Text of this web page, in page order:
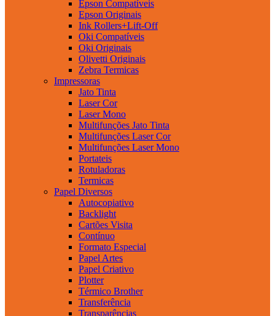
Epson Compatíveis
Epson Originais
Ink Rollers+Lift-Off
Oki Compatíveis
Oki Originais
Olivetti Originais
Zebra Termicas
Impressoras
Jato Tinta
Laser Cor
Laser Mono
Multifunções Jato Tinta
Multifunções Laser Cor
Multifunções Laser Mono
Portateis
Rotuladoras
Termicas
Papel Diversos
Autocopiativo
Backlight
Cartões Visita
Contínuo
Formato Especial
Papel Artes
Papel Criativo
Plotter
Térmico Brother
Transferência
Transparências